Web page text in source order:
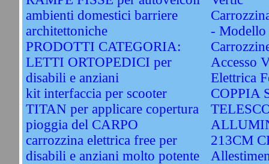
ambienti domestici barriere
architettoniche
PRODOTTI CATEGORIA:
LETTI ORTOPEDICI per
disabili e anziani
kit interfaccia per scooter
TITAN per applicare copertura
pioggia del CARPO
carrozzina elettrica free per
disabili e anziani molto potente
- Modello
Accesso
Elettrica
COPPIA
213CM